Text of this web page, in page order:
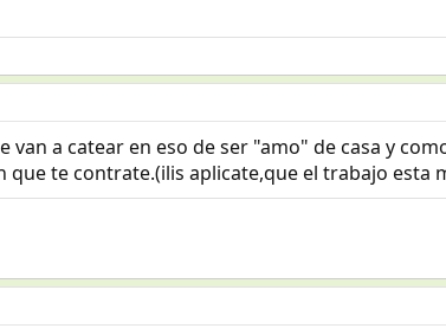
a catear en eso de ser "amo" de casa y
te contrate.(ilis aplicate,que el trabajo esta